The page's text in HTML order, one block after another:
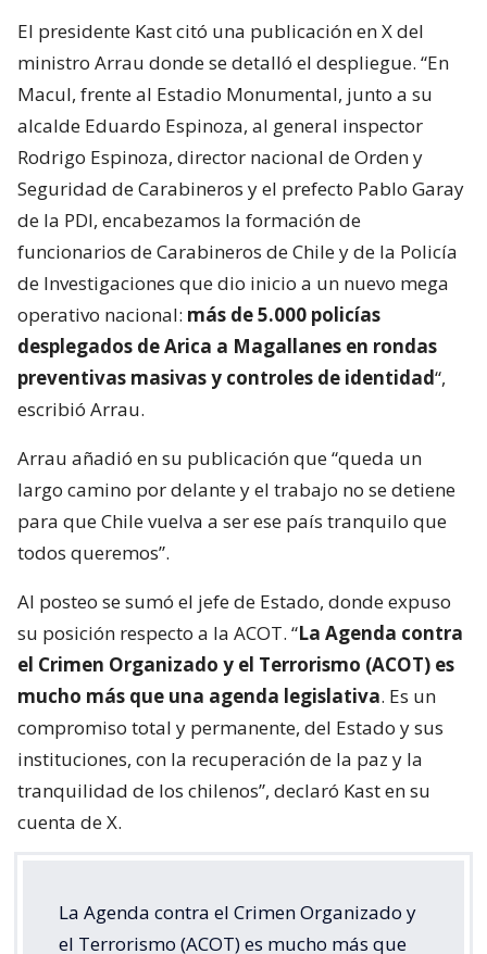
El presidente Kast citó una publicación en X del
ministro Arrau donde se detalló el despliegue. “En
Macul, frente al Estadio Monumental, junto a su
alcalde Eduardo Espinoza, al general inspector
Rodrigo Espinoza, director nacional de Orden y
Seguridad de Carabineros y el prefecto Pablo Garay
de la PDI, encabezamos la formación de
funcionarios de Carabineros de Chile y de la Policía
de Investigaciones que dio inicio a un nuevo mega
operativo nacional: más de 5.000 policías
desplegados de Arica a Magallanes en rondas
preventivas masivas y controles de identidad“,
escribió Arrau.
Arrau añadió en su publicación que “queda un
largo camino por delante y el trabajo no se detiene
para que Chile vuelva a ser ese país tranquilo que
todos queremos”.
Al posteo se sumó el jefe de Estado, donde expuso
su posición respecto a la ACOT. “La Agenda contra
el Crimen Organizado y el Terrorismo (ACOT) es
mucho más que una agenda legislativa. Es un
compromiso total y permanente, del Estado y sus
instituciones, con la recuperación de la paz y la
tranquilidad de los chilenos”, declaró Kast en su
cuenta de X.
La Agenda contra el Crimen Organizado y
el Terrorismo (ACOT) es mucho más que